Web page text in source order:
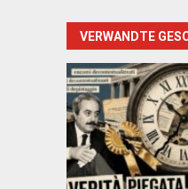
VERWANDTE